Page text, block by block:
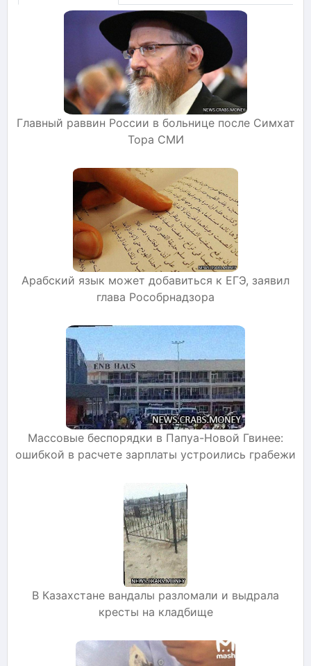
Главный раввин России в больнице после Симхат
Тора СМИ
Арабский язык может добавиться к ЕГЭ, заявил
глава Рособрнадзора
Массовые беспорядки в Папуа-Новой Гвинее:
ошибкой в расчете зарплаты устроились грабежи
В Казахстане вандалы разломали и выдрала
кресты на кладбище